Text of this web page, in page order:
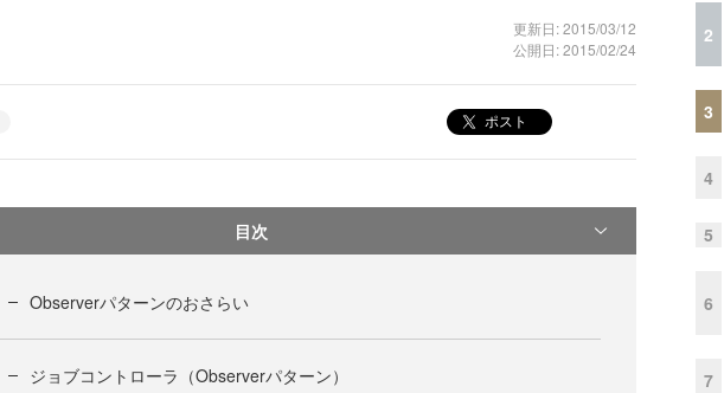
更新日: 2015/03/12
公開日: 2015/02/24
ポスト
目次
Observerパターンのおさらい
ジョブコントローラ（Observerパターン）
2
3
4
5
6
7